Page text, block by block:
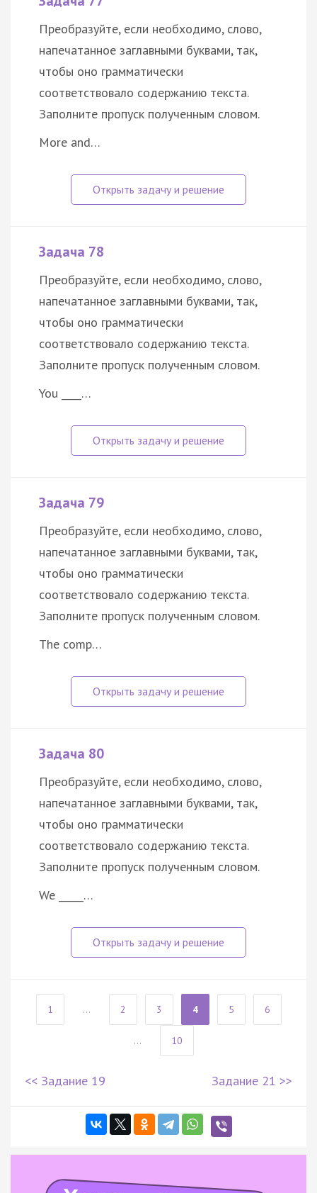
Преобразуйте, если необходимо, слово,
напечатанное заглавными буквами, так,
чтобы оно грамматически
соответствовало содержанию текста.
Заполните пропуск полученным словом.
More and…
Задача 78
Преобразуйте, если необходимо, слово,
напечатанное заглавными буквами, так,
чтобы оно грамматически
соответствовало содержанию текста.
Заполните пропуск полученным словом.
You ____…
Задача 79
Преобразуйте, если необходимо, слово,
напечатанное заглавными буквами, так,
чтобы оно грамматически
соответствовало содержанию текста.
Заполните пропуск полученным словом.
The comp…
Задача 80
Преобразуйте, если необходимо, слово,
напечатанное заглавными буквами, так,
чтобы оно грамматически
соответствовало содержанию текста.
Заполните пропуск полученным словом.
We _____…
1 ... 2 3 4 5 6
... 10
<< Задание 19 Задание 21 >>